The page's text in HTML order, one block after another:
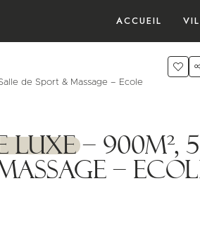
ACCUEIL
de Sport & Massage – Ecole
– 900m², 5
–